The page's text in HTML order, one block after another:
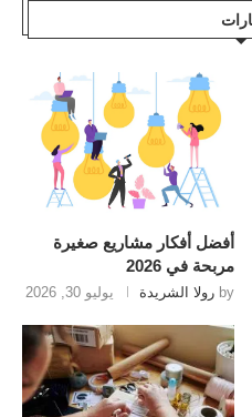
أفضل أفكار مشاريع صغيرة
مربحة في 2026
by رولا الشريدة يوليو 30, 2026